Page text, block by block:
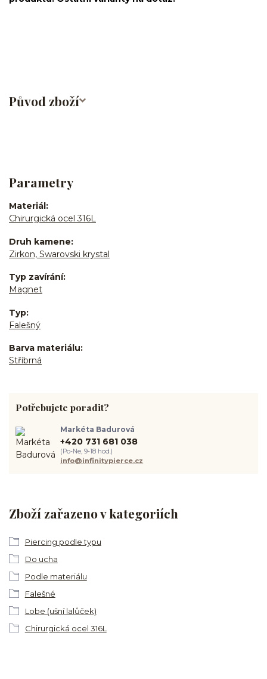
Původ zboží
Parametry
Materiál
Chirurgická ocel 316L
Druh kamene
Zirkon, Swarovski krystal
Typ zavírání
Magnet
Typ
Falešný
Barva materiálu
Stříbrná
Zboží zařazeno v kategoriích
Piercing podle typu
Do ucha
Podle materiálu
Falešné
Lobe (ušní lalůček)
Chirurgická ocel 316L
Potřebujete poradit?
Markéta Badurová
+420 731 681 038
(Po-Ne, 9-18 hod.)
info@infinitypierce.cz